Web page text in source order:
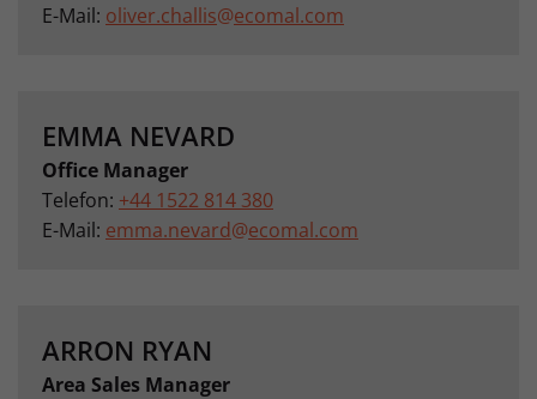
E-Mail: oliver.challis@ecomal.com
EMMA NEVARD
Office Manager
Telefon: +44 1522 814 380
E-Mail: emma.nevard@ecomal.com
ARRON RYAN
Area Sales Manager